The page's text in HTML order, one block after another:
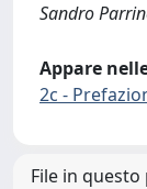
Sandro
Appare
2c -
File in